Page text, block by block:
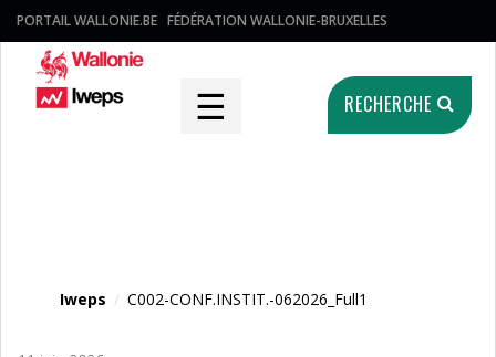
PORTAIL WALLONIE.BE FÉDÉRATION WALLONIE-BRUXELLES
☰ RECHERCHE
Iweps / C002-CONF.INSTIT.-062026_Full1